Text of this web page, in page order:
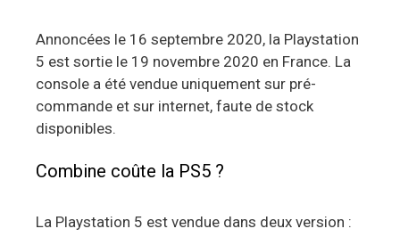
Annoncées le 16 septembre 2020, la Playstation
5 est sortie le 19 novembre 2020 en France. La
console a été vendue uniquement sur pré-
commande et sur internet, faute de stock
disponibles.
Combine coûte la PS5 ?
La Playstation 5 est vendue dans deux version :